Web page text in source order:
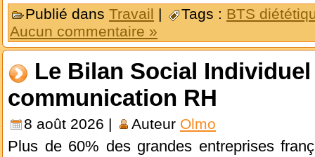
Publié dans Travail | Tags : BTS
Aucun commentaire »
Le Bilan Social
communication RH
8 août 2026 | Auteur Olmo
Plus de 60% des grandes entreprises